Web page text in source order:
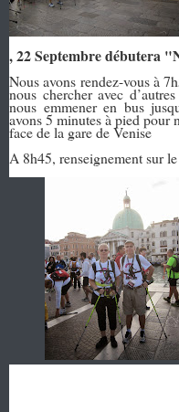
, 22 Septembre débutera
Nous avons rendez-vous à
nous chercher avec
nous emmener en bus
avons 5 minutes à pied pour
face de la gare de Venise
A 8h45, renseignement sur